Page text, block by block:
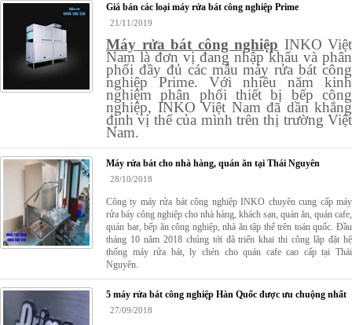
Giá bán các loại máy rửa bát công nghiệp Prime
21/11/2019
Máy rửa bát công nghiệp INKO Việt
Nam là đơn vị đang nhập khẩu và phân
phối đầy đủ các mẫu máy rửa bát công
nghiệp Prime. Với nhiều năm kinh
nghiệm phân phối thiết bị bếp công
nghiệp, INKO Việt Nam đã dần khẳng
định vị thế của mình trên thị trường Việt
Nam.
Máy rửa bát cho nhà hàng, quán ăn tại Thái Nguyên
28/10/2018
Công ty máy rửa bát công nghiệp INKO chuyên cung cấp máy
rửa báy công nghiệp cho nhà hàng, khách sạn, quán ăn, quán cafe,
quán bar, bếp ăn công nghiệp, nhà ăn tập thể trên toán quốc. Đầu
tháng 10 năm 2018 chúng tới đã triển khai thi công lăp đặt hệ
thống máy rửa bát, ly chén cho quán cafe cao cấp tại Thái
Nguyên.
5 máy rửa bát công nghiệp Hàn Quốc được ưu chuộng nhất
27/09/2018